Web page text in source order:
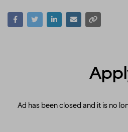
Ad has been closed and it is no